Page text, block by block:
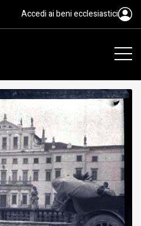
d'argento/
Accedi ai beni ecclesiastici